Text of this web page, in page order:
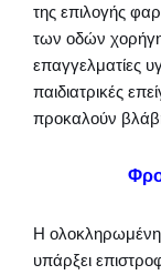
της επιλογής
των οδών
επαγγελματίες
παιδιατρικές
προκαλούν
Η ολοκληρωμένη
υπάρξει